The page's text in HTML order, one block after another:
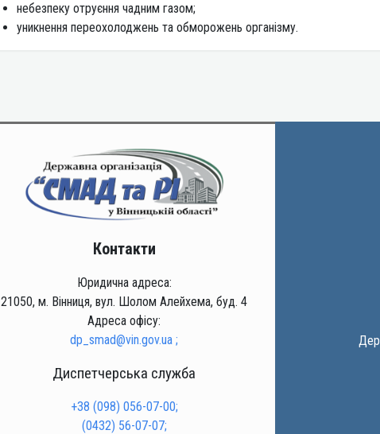
небезпеку отруєння чадним газом;
уникнення переохолоджень та обморожень організму.
Контакти
Юридична адреса:
21050, м. Вінниця, вул. Шолом Алейхема, буд. 4
Адреса офісу:
dp_smad@vin.gov.ua ;
Диспетчерська служба
+38 (098) 056-07-00;
(0432) 56-07-07;